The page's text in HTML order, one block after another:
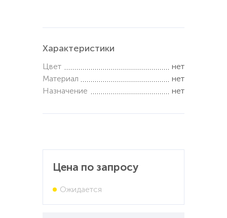
Характеристики
Цвет
нет
Материал
нет
Назначение
нет
Цена по запросу
Ожидается